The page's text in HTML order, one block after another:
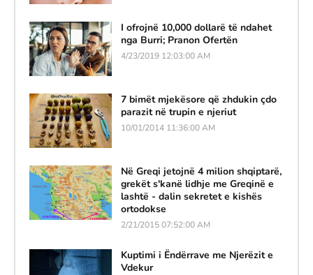
I ofrojnë 10,000 dollarë të ndahet
nga Burri; Pranon Ofertën
4/23/2019 12:03:00 AM
7 bimët mjekësore që zhdukin çdo
parazit në trupin e njeriut
10/01/2014 11:36:00 AM
Në Greqi jetojnë 4 milion shqiptarë,
grekët s'kanë lidhje me Greqinë e
lashtë - dalin sekretet e kishës
ortodokse
2/21/2015 07:52:00 AM
Kuptimi i Ëndërrave me Njerëzit e
Vdekur